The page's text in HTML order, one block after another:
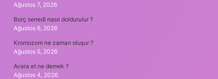
Ağustos 7, 2026
Borç senedi nasıl doldurulur ?
Ağustos 6, 2026
Kromozom ne zaman oluşur ?
Ağustos 5, 2026
Avara et ne demek ?
Ağustos 4, 2026